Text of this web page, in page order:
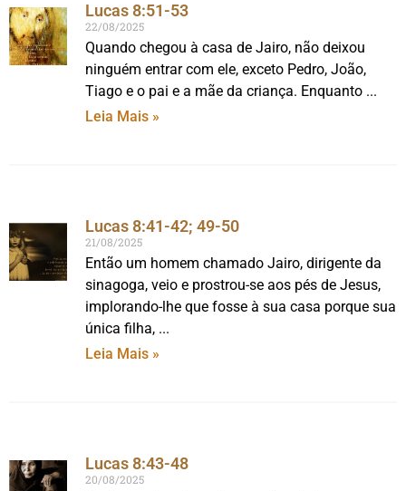
Lucas 8:51-53
22/08/2025
Quando chegou à casa de Jairo, não deixou
ninguém entrar com ele, exceto Pedro, João,
Tiago e o pai e a mãe da criança. Enquanto
Leia Mais »
Lucas 8:41-42; 49-50
21/08/2025
Então um homem chamado Jairo, dirigente da
sinagoga, veio e prostrou-se aos pés de Jesus,
implorando-lhe que fosse à sua casa porque sua
única filha,
Leia Mais »
Lucas 8:43-48
20/08/2025